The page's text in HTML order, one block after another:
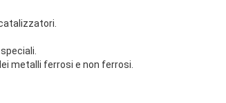
metalli ferrosi e non ferrosi.